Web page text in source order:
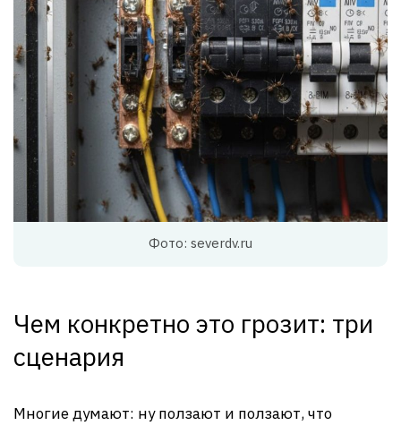
Фото: severdv.ru
Чем конкретно это грозит: три
сценария
Многие думают: ну ползают и ползают, что